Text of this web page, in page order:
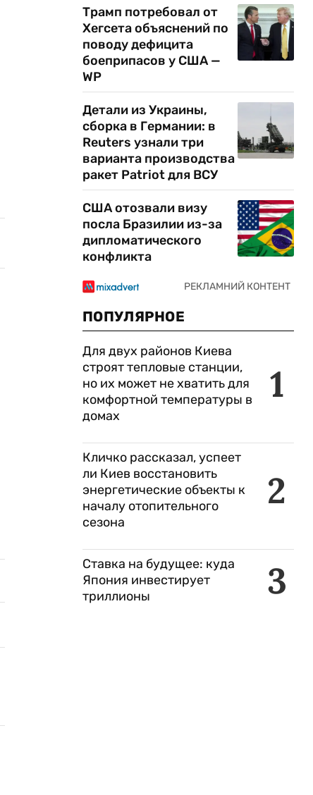
Трамп потребовал от
Хегсета объяснений по
поводу дефицита
боеприпасов у США —
WP
Детали из Украины,
сборка в Германии: в
Reuters узнали три
варианта производства
ракет Patriot для ВСУ
США отозвали визу
посла Бразилии из-за
дипломатического
конфликта
ПОПУЛЯРНОЕ
1
Для двух районов Киева
строят тепловые станции,
но их может не хватить для
комфортной температуры в
домах
2
Кличко рассказал, успеет
ли Киев восстановить
энергетические объекты к
началу отопительного
сезона
3
Ставка на будущее: куда
Япония инвестирует
триллионы